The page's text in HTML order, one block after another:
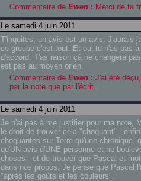
Commentaire de Ewen : Merci de ta
Le samedi 4 juin 2011
T'inquites, un avis est un avis. J'aurais
ce groupe c'est tout. Et oui tu n'as pas
d'accord. T'as raison çà ne changera
est pas au moyen orien.
Commentaire de Ewen : J'ai été
par la note que par l'écrit.
Le samedi 4 juin 2011
Je n'ai pas à me justifier pour ma note,
le droit de trouver cela "choquant" -
choquantes sur Terre qu'une chronique,
qu'UN avis d'UNE personne et ne
choses - et de trouver que Pascal et
dans nos propos. Je pense que Pascal
"après les goûts et les couleurs".